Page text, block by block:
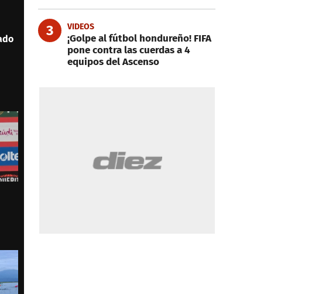
3 VIDEOS
¡Golpe al fútbol hondureño! FIFA
pone contra las cuerdas a 4
equipos del Ascenso